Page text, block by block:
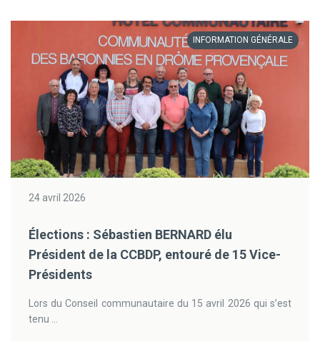
INFORMATION GÉNÉRALE
24 avril 2026
Élections : Sébastien BERNARD élu
Président de la CCBDP, entouré de 15 Vice-
Présidents
Lors du Conseil communautaire du 15 avril 2026 qui s’est
tenu ...